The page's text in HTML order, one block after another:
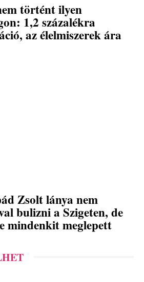
történt ilyen
1,2 százalékra
az élelmiszerek ára
Zsolt lánya nem
bulizni a Szigeten, de
mindenkit meglepett